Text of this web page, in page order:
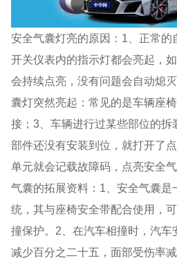
安全气囊灯亮的原因：1、正常的
开关仪表内的指示灯都会亮起，
会持续点亮，没有问题会自动熄
囊灯突然亮起：常见的是车辆座
接；3、车辆进行过某些部位的
部件还没有安装到位，就打开了
单元就会记载故障码，点亮安全
气囊的拓展资料：1、安全气囊是
统，其与座椅安全带配合使用，
撞保护。2、在汽车相撞时，汽
减少百分之二十五，面部受伤率